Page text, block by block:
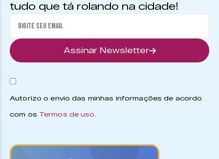
tudo que tá rolando na cidade!
Assinar Newsletter
Autorizo o envio das minhas informações de acordo
com os Termos de uso.